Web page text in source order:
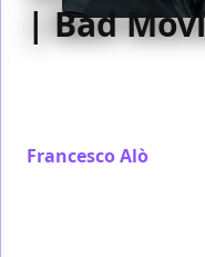
| Bad
Francesco Alò